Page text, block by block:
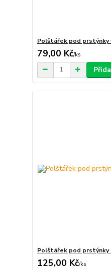
Polštářek pod prstýnky
79,00 Kč/ks
Polštářek pod prstýnky
125,00 Kč/ks